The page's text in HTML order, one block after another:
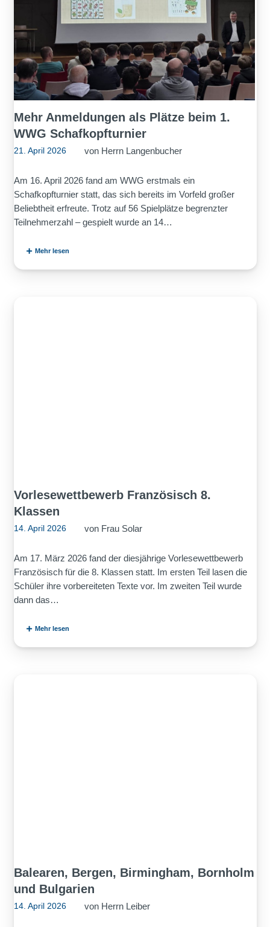
Mehr Anmeldungen als Plätze beim 1.
WWG Schafkopfturnier
21. April 2026 von Herrn Langenbucher
Am 16. April 2026 fand am WWG erstmals ein
Schafkopfturnier statt, das sich bereits im Vorfeld großer
Beliebtheit erfreute. Trotz auf 56 Spielplätze begrenzter
Teilnehmerzahl – gespielt wurde an 14…
Mehr lesen
Vorlesewettbewerb Französisch 8.
Klassen
14. April 2026 von Frau Solar
Am 17. März 2026 fand der diesjährige Vorlesewettbewerb
Französisch für die 8. Klassen statt. Im ersten Teil lasen die
Schüler ihre vorbereiteten Texte vor. Im zweiten Teil wurde
dann das…
Mehr lesen
Balearen, Bergen, Birmingham, Bornholm
und Bulgarien
14. April 2026 von Herrn Leiber